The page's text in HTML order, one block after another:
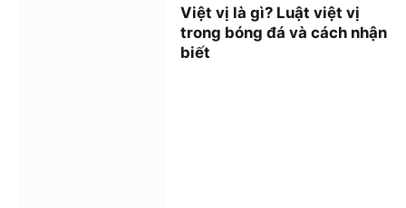
Việt vị là gì? Luật việt vị
trong bóng đá và cách nhận
biết